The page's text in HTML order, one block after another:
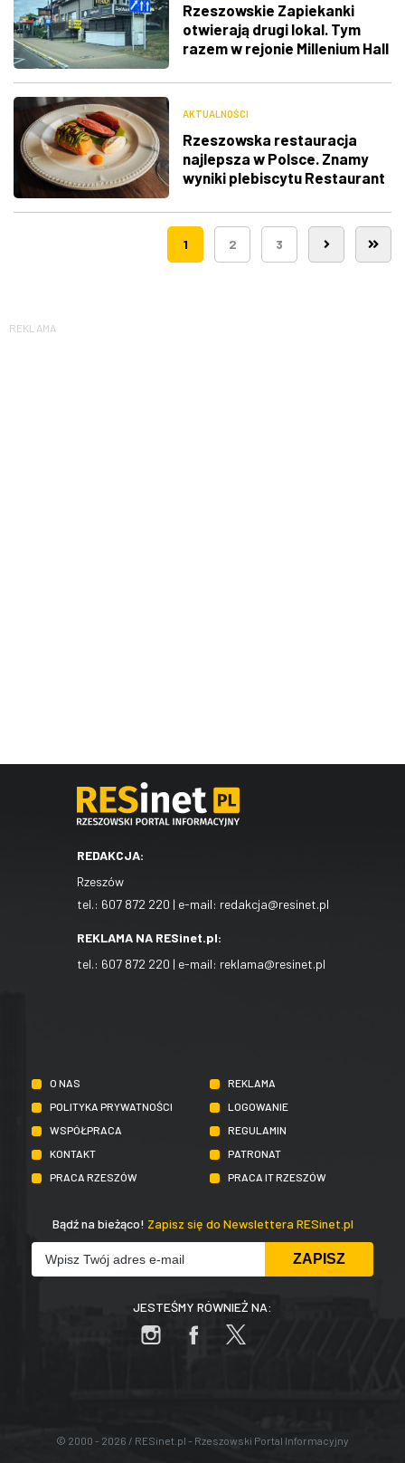
Rzeszowskie Zapiekanki
otwierają drugi lokal. Tym
razem w rejonie Millenium Hall
AKTUALNOŚCI
Rzeszowska restauracja
najlepsza w Polsce. Znamy
wyniki plebiscytu Restaurant
1 2 3
REKLAMA
REDAKCJA:
Rzeszów
tel.: 607 872 220 | e-mail: redakcja@resinet.pl
REKLAMA NA RESinet.pl:
tel.: 607 872 220 | e-mail: reklama@resinet.pl
O NAS
REKLAMA
POLITYKA PRYWATNOŚCI
LOGOWANIE
WSPÓŁPRACA
REGULAMIN
KONTAKT
PATRONAT
PRACA RZESZÓW
PRACA IT RZESZÓW
Bądź na bieżąco! Zapisz się do Newslettera RESinet.pl
JESTEŚMY RÓWNIEŻ NA:
© 2000 - 2026 / RESinet.pl - Rzeszowski Portal Informacyjny